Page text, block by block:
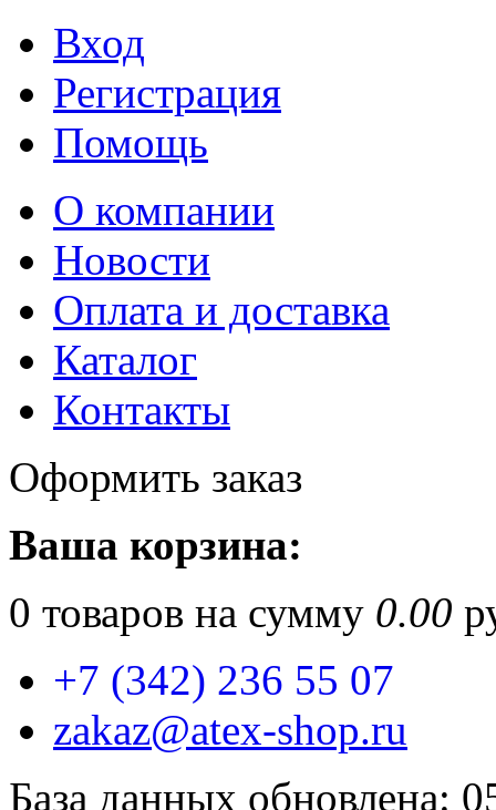
Вход
Регистрация
Помощь
О компании
Новости
Оплата и доставка
Каталог
Контакты
Оформить заказ
Ваша корзина:
0 товаров на сумму 0.00
+7 (342) 236 55 07
zakaz@atex-shop.ru
База данных обновлена: